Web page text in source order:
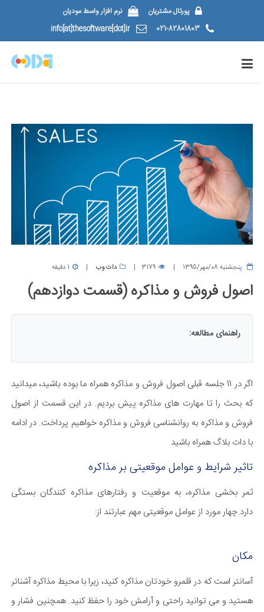
پورتال مشتریان
نرم افزار واسط مودیان
021-82801803
info[at]thesoftware[dot]ir
پنجشنبه 08/مهر/1395 3179 دات وب 1 دقیقه
اصول فروش و مذاکره (قسمت دوازدهم)
راهنمای مطالعه:
اگر در 11 جلسه قبلی اصول فروش و مذاکره همراه ما بوده باشید، میدانید
که بحث را تا مهارت های مذاکره پیش بردیم. در این قسمت از اصول
فروش و مذاکره به روانشناسی فروش و مذاکره خواهیم پرداخت. در ادامه
با دات بلاگ همراه باشید
تاثیر شرایط و عوامل موقعیتی بر مذاکره
ثمر بخشی مذاکره، به موقعیت و رفتارهای مذاکره کنندگان بستگی
دارد.چهار مورد از عوامل موقعیتی مهم عبارتند از:
مکان
آسانتر است که در قلمرو خودتان مذاکره کنید، زیرا با محیط مذاکره آشناتر
هستید و می توانید راحتی و آرامش خود را حفظ کنید. همچنین فشار و